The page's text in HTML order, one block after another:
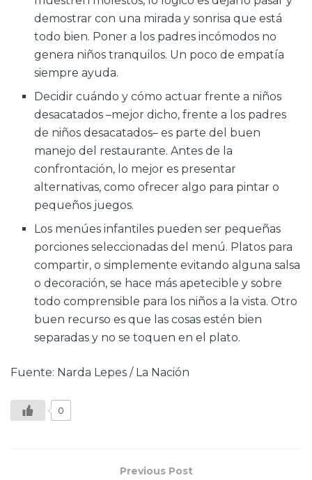
demostrar con una mirada y sonrisa que está
todo bien. Poner a los padres incómodos no
genera niños tranquilos. Un poco de empatía
siempre ayuda.
Decidir cuándo y cómo actuar frente a niños
desacatados –mejor dicho, frente a los padres
de niños desacatados– es parte del buen
manejo del restaurante. Antes de la
confrontación, lo mejor es presentar
alternativas, como ofrecer algo para pintar o
pequeños juegos.
Los menúes infantiles pueden ser pequeñas
porciones seleccionadas del menú. Platos para
compartir, o simplemente evitando alguna salsa
o decoración, se hace más apetecible y sobre
todo comprensible para los niños a la vista. Otro
buen recurso es que las cosas estén bien
separadas y no se toquen en el plato.
Fuente: Narda Lepes / La Nación
0
Previous Post